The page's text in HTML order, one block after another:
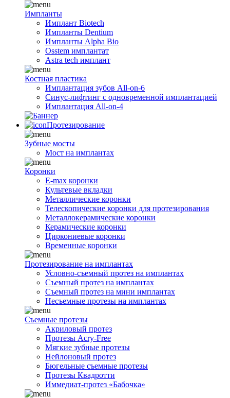
Импланты
Имплант Biotech
Импланты Dentium
Импланты Alpha Bio
Osstem имплантат
Astra tech имплант
Костная пластика
Имплантация зубов All-on-6
Синус-лифтинг с одновременной имплантацией
Имплантация All-on-4
Протезирование
Зубные мосты
Мост на имплантах
Коронки
E-max коронки
Культевые вкладки
Металлические коронки
Телескопические коронки для протезирования
Металлокерамические коронки
Керамические коронки
Циркониевые коронки
Временные коронки
Протезирование на имплантах
Условно-съемный протез на имплантах
Съемный протез на имплантах
Съемный протез на мини имплантах
Несъемные протезы на имплантах
Съемные протезы
Акриловый протез
Протезы Acry-Free
Мягкие зубные протезы
Нейлоновый протез
Бюгельные съемные протезы
Протезы Квадротти
Иммедиат-протез «Бабочка»